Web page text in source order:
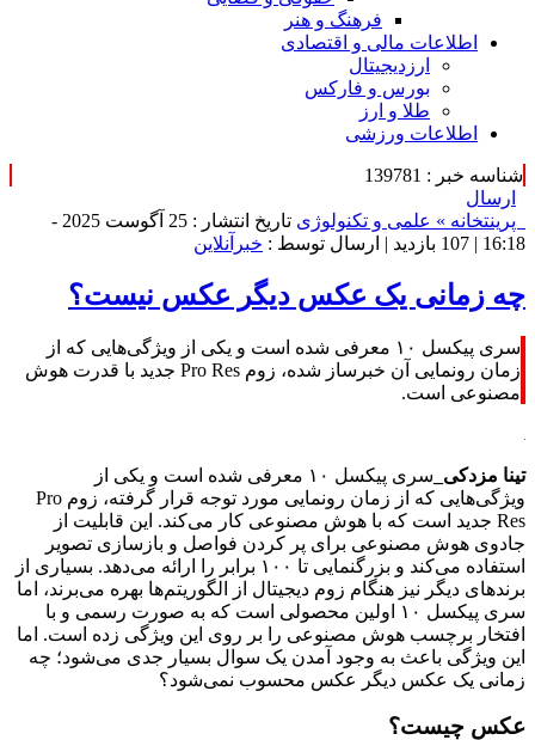
فرهنگ و هنر
اطلاعات مالی و اقتصادی
ارزدیجیتال
بورس و فارکس
طلا و ارز
اطلاعات ورزشی
شناسه خبر : 139781
ارسال
پرینتخانه » علمی و تکنولوژی
تاریخ انتشار : 25 آگوست 2025 -
16:18 |
107 بازدید | ارسال توسط : خبرآنلاین
چه زمانی یک عکس دیگر عکس نیست؟
سری پیکسل ۱۰ معرفی شده است و یکی از ویژگی‌هایی که از
زمان رونمایی آن خبرساز شده، زوم Pro Res جدید با قدرت هوش
مصنوعی است.
تینا مزدکی_
سری پیکسل ۱۰ معرفی شده است و یکی از
ویژگی‌هایی که از زمان رونمایی مورد توجه قرار گرفته، زوم Pro
Res جدید است که با هوش مصنوعی کار می‌کند. این قابلیت از
جادوی هوش مصنوعی برای پر کردن فواصل و بازسازی تصویر
استفاده می‌کند و بزرگنمایی تا ۱۰۰ برابر را ارائه می‌دهد. بسیاری از
برندهای دیگر نیز هنگام زوم دیجیتال از الگوریتم‌ها بهره می‌برند، اما
سری پیکسل ۱۰ اولین محصولی است که به صورت رسمی و با
افتخار برچسب هوش مصنوعی را بر روی این ویژگی زده است. اما
این ویژگی باعث به وجود آمدن یک سوال بسیار جدی می‌شود؛ چه
زمانی یک عکس دیگر عکس محسوب نمی‌شود؟
عکس چیست؟